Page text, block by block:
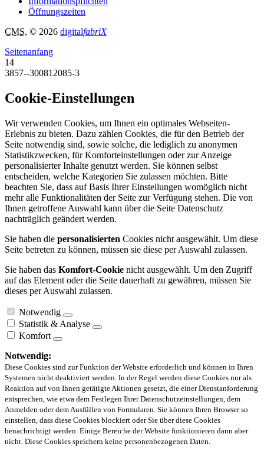
Öffnungszeiten
CMS, © 2026 digitalfabriX
Seitenanfang
14
3857--300812085-3
Cookie-Einstellungen
Wir verwenden Cookies, um Ihnen ein optimales Webseiten-
Erlebnis zu bieten. Dazu zählen Cookies, die für den Betrieb der
Seite notwendig sind, sowie solche, die lediglich zu anonymen
Statistikzwecken, für Komforteinstellungen oder zur Anzeige
personalisierter Inhalte genutzt werden. Sie können selbst
entscheiden, welche Kategorien Sie zulassen möchten. Bitte
beachten Sie, dass auf Basis Ihrer Einstellungen womöglich nicht
mehr alle Funktionalitäten der Seite zur Verfügung stehen. Die von
Ihnen getroffene Auswahl kann über die Seite Datenschutz
nachträglich geändert werden.
Sie haben die personalisierten Cookies nicht ausgewählt. Um diese
Seite betreten zu können, müssen sie diese per Auswahl zulassen.
Sie haben das Komfort-Cookie nicht ausgewählt. Um den Zugriff
auf das Element oder die Seite dauerhaft zu gewähren, müssen Sie
dieses per Auswahl zulassen.
Notwendig
Statistik & Analyse
Komfort
Notwendig:
Diese Cookies sind zur Funktion der Website erforderlich und können in Ihren
Systemen nicht deaktiviert werden. In der Regel werden diese Cookies nur als
Reaktion auf von Ihnen getätigte Aktionen gesetzt, die einer Dienstanforderung
entsprechen, wie etwa dem Festlegen Ihrer Datenschutzeinstellungen, dem
Anmelden oder dem Ausfüllen von Formularen. Sie können Ihren Browser so
einstellen, dass diese Cookies blockiert oder Sie über diese Cookies
benachrichtigt werden. Einige Bereiche der Website funktionieren dann aber
nicht. Diese Cookies speichern keine personenbezogenen Daten.